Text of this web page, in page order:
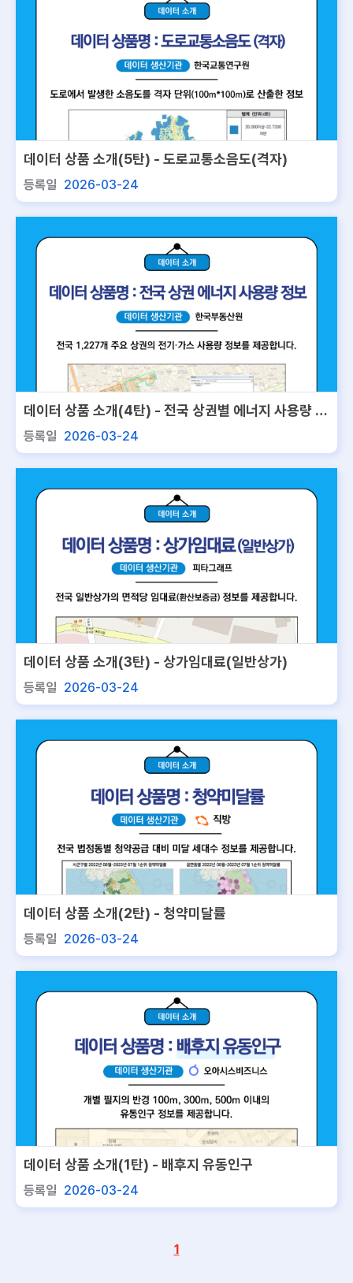
데이터 상품 소개(5탄) - 도로교통소음도(격자)
등록일 2026-03-24
데이터 상품 소개(4탄) - 전국 상권별 에너지 사용량 정
보
등록일 2026-03-24
데이터 상품 소개(3탄) - 상가임대료(일반상가)
등록일 2026-03-24
데이터 상품 소개(2탄) - 청약미달률
등록일 2026-03-24
데이터 상품 소개(1탄) - 배후지 유동인구
등록일 2026-03-24
1